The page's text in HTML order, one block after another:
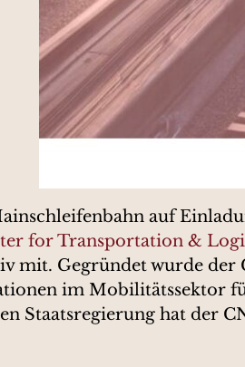
auf
for Transportation &
mit. Gegründet wurde der
im Mobilitätssektor
Staatsregierung hat der